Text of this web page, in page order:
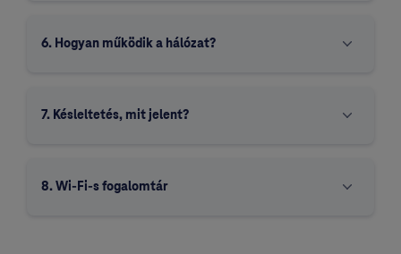
6. Hogyan működik a hálózat?
7. Késleltetés, mit jelent?
8. Wi-Fi-s fogalomtár